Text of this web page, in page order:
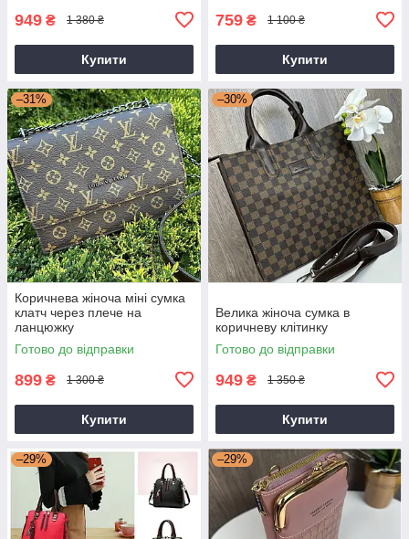
949 ₴ 1 380 ₴
Купити
759 ₴ 1 100 ₴
Купити
–31%
Коричнева жіноча міні сумка
клатч через плече на
ланцюжку
Готово до відправки
899 ₴ 1 300 ₴
Купити
–30%
Велика жіноча сумка в
коричневу клітинку
Готово до відправки
949 ₴ 1 350 ₴
Купити
–29% –29%